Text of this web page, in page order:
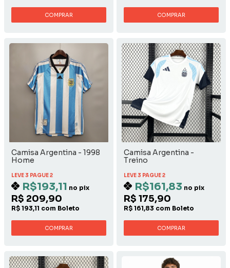
COMPRAR COMPRAR
Camisa Argentina - 1998
Home
LEVE 3 PAGUE 2
R$193,11 no pix
R$ 209,90
R$ 193,11 com Boleto
COMPRAR
Camisa Argentina -
Treino
LEVE 3 PAGUE 2
R$161,83 no pix
R$ 175,90
R$ 161,83 com Boleto
COMPRAR